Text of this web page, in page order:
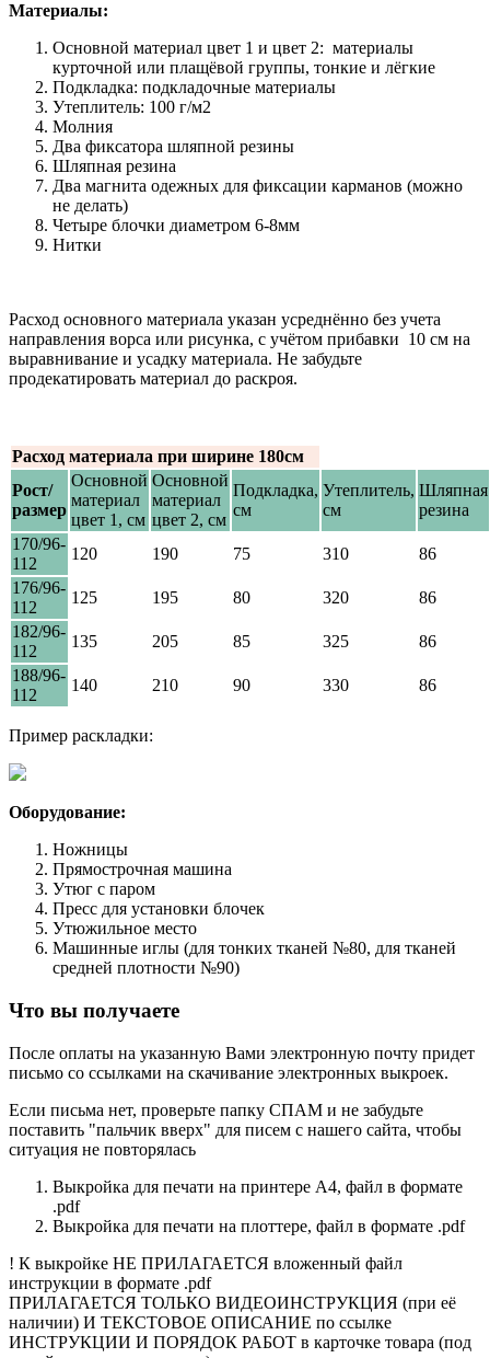
Материалы:
Основной материал цвет 1 и цвет 2: материалы
курточной или плащёвой группы, тонкие и лёгкие
Подкладка: подкладочные материалы
Утеплитель: 100 г/м2
Молния
Два фиксатора шляпной резины
Шляпная резина
Два магнита одежных для фиксации карманов (можно
не делать)
Четыре блочки диаметром 6-8мм
Нитки
Расход основного материала указан усреднённо без учета
направления ворса или рисунка, с учётом прибавки 10 см на
выравнивание и усадку материала. Не забудьте
продекатировать материал до раскроя.
Расход материала при ширине 180см
Рост/
размер
Основной
материал
цвет 1, см
Основной
материал
цвет 2, см
Подкладка,
см
Утеплитель,
см
Шляпная
резина
170/96-
112
120 190 75 310
86
176/96-
112
125 195 80 320
86
182/96-
112
135 205 85 325
86
188/96-
112
140 210 90 330 86
Пример раскладки:
Оборудование:
Ножницы
Прямострочная машина
Утюг с паром
Пресс для установки блочек
Утюжильное место
Машинные иглы (для тонких тканей №80, для тканей
средней плотности №90)
Что вы получаете
После оплаты на указанную Вами электронную почту придет
письмо со ссылками на скачивание электронных выкроек.
Если письма нет, проверьте папку СПАМ и не забудьте
поставить "пальчик вверх" для писем с нашего сайта, чтобы
ситуация не повторялась
Выкройка для печати на принтере А4, файл в формате
.pdf
Выкройка для печати на плоттере, файл в формате .pdf
! К выкройке НЕ ПРИЛАГАЕТСЯ вложенный файл
инструкции в формате .pdf
ПРИЛАГАЕТСЯ ТОЛЬКО ВИДЕОИНСТРУКЦИЯ (при её
наличии) И ТЕКСТОВОЕ ОПИСАНИЕ по ссылке
ИНСТРУКЦИИ И ПОРЯДОК РАБОТ в карточке товара (под